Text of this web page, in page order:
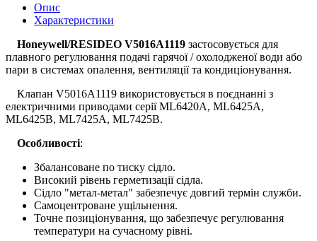
Опис
Характеристики
Honeywell/RESIDEO V5016A1119 застосовується для
плавного регулювання подачі гарячої / охолодженої води або
пари в системах опалення, вентиляції та кондиціонування.
Клапан V5016A1119 використовується в поєднанні з
електричними приводами серії ML6420A, ML6425A,
ML6425B, ML7425A, ML7425B.
Особливості:
Збалансоване по тиску сідло.
Високий рівень герметизації сідла.
Сідло "метал-метал" забезпечує довгий термін служби.
Самоцентроване ущільнення.
Точне позиціонування, що забезпечує регулювання
температури на сучасному рівні.